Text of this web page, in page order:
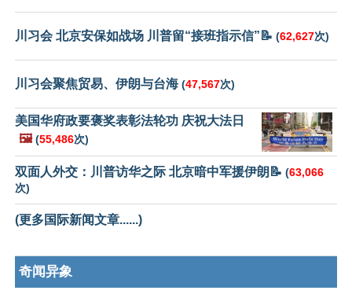
川习会 北京安保如战场 川普留“接班指示信”📝 (62,627次)
川习会聚焦贸易、伊朗与台海 (47,567次)
美国华府政要褒奖表彰法轮功 庆祝大法日
🖼️ (55,486次)
双面人外交：川普访华之际 北京暗中军援伊朗📝 (63,066
次)
(更多国际新闻文章......)
奇闻异象